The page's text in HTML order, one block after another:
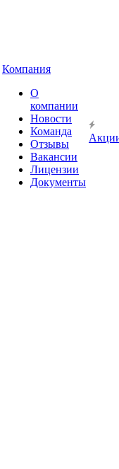
Компания
О
компании
Новости
Команда
Отзывы
Вакансии
Лицензии
Документы